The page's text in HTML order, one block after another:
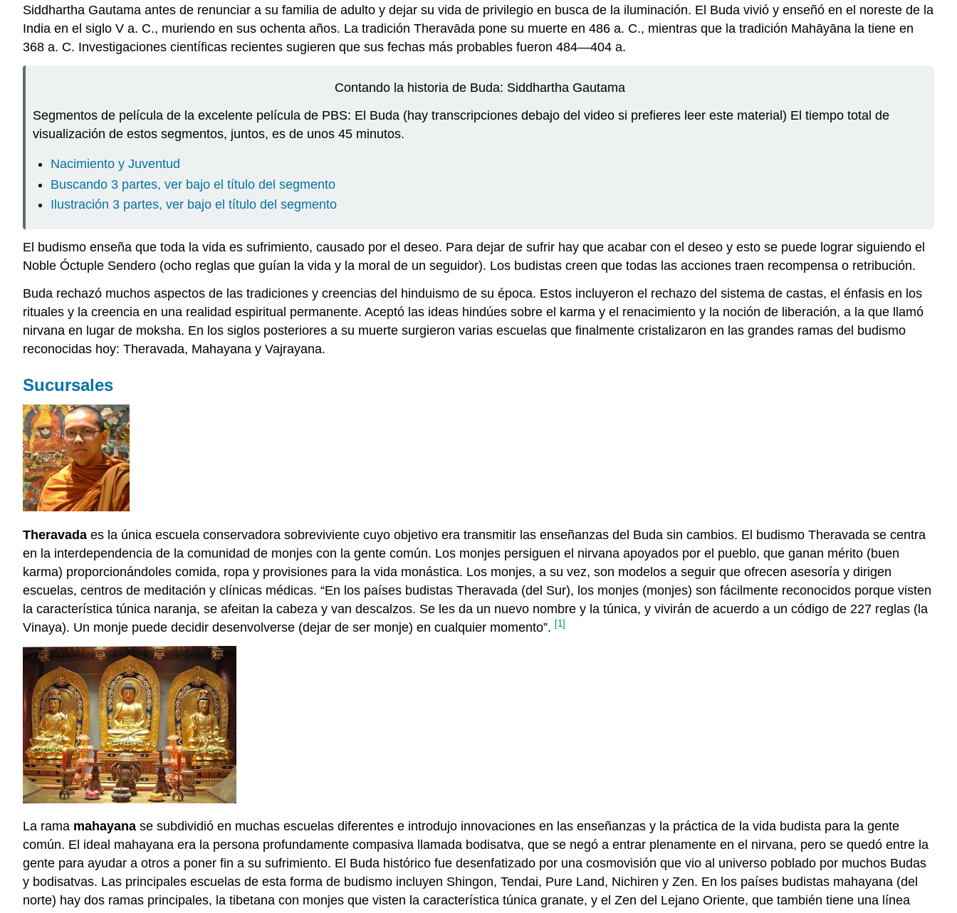
Siddhartha Gautama antes de renunciar a su familia de adulto y dejar su vida de privilegio en busca de la iluminación. El Buda vivió y enseñó en el noreste de la
India en el siglo V a. C., muriendo en sus ochenta años. La tradición Theravāda pone su muerte en 486 a. C., mientras que la tradición Mahāyāna la tiene en
368 a. C. Investigaciones científicas recientes sugieren que sus fechas más probables fueron 484—404 a.
Contando la historia de Buda: Siddhartha Gautama
Segmentos de película de la excelente película de PBS: El Buda (hay transcripciones debajo del video si prefieres leer este material) El tiempo total de
visualización de estos segmentos, juntos, es de unos 45 minutos.
Nacimiento y Juventud
Buscando 3 partes, ver bajo el título del segmento
Ilustración 3 partes, ver bajo el título del segmento
El budismo enseña que toda la vida es sufrimiento, causado por el deseo. Para dejar de sufrir hay que acabar con el deseo y esto se puede lograr siguiendo el
Noble Óctuple Sendero (ocho reglas que guían la vida y la moral de un seguidor). Los budistas creen que todas las acciones traen recompensa o retribución.
Buda rechazó muchos aspectos de las tradiciones y creencias del hinduismo de su época. Estos incluyeron el rechazo del sistema de castas, el énfasis en los
rituales y la creencia en una realidad espiritual permanente. Aceptó las ideas hindúes sobre el karma y el renacimiento y la noción de liberación, a la que llamó
nirvana en lugar de moksha. En los siglos posteriores a su muerte surgieron varias escuelas que finalmente cristalizaron en las grandes ramas del budismo
reconocidas hoy: Theravada, Mahayana y Vajrayana.
Sucursales
Theravada es la única escuela conservadora sobreviviente cuyo objetivo era transmitir las enseñanzas del Buda sin cambios. El budismo Theravada se centra
en la interdependencia de la comunidad de monjes con la gente común. Los monjes persiguen el nirvana apoyados por el pueblo, que ganan mérito (buen
karma) proporcionándoles comida, ropa y provisiones para la vida monástica. Los monjes, a su vez, son modelos a seguir que ofrecen asesoría y dirigen
escuelas, centros de meditación y clínicas médicas. “En los países budistas Theravada (del Sur), los monjes (monjes) son fácilmente reconocidos porque visten
la característica túnica naranja, se afeitan la cabeza y van descalzos. Se les da un nuevo nombre y la túnica, y vivirán de acuerdo a un código de 227 reglas (la
Vinaya). Un monje puede decidir desenvolverse (dejar de ser monje) en cualquier momento”. [1]
La rama mahayana se subdividió en muchas escuelas diferentes e introdujo innovaciones en las enseñanzas y la práctica de la vida budista para la gente
común. El ideal mahayana era la persona profundamente compasiva llamada bodisatva, que se negó a entrar plenamente en el nirvana, pero se quedó entre la
gente para ayudar a otros a poner fin a su sufrimiento. El Buda histórico fue desenfatizado por una cosmovisión que vio al universo poblado por muchos Budas
y bodisatvas. Las principales escuelas de esta forma de budismo incluyen Shingon, Tendai, Pure Land, Nichiren y Zen. En los países budistas mahayana (del
norte) hay dos ramas principales, la tibetana con monjes que visten la característica túnica granate, y el Zen del Lejano Oriente, que también tiene una línea